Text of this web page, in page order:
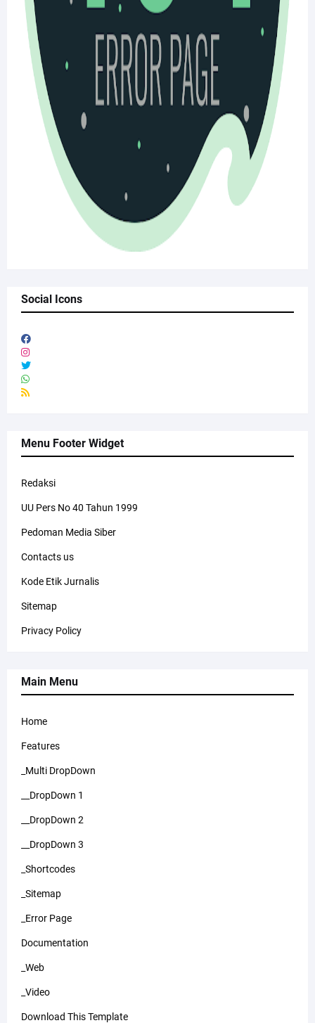
Social Icons
Menu Footer Widget
Redaksi
UU Pers No 40 Tahun 1999
Pedoman Media Siber
Contacts us
Kode Etik Jurnalis
Sitemap
Privacy Policy
Main Menu
Home
Features
_Multi DropDown
__DropDown 1
__DropDown 2
__DropDown 3
_Shortcodes
_Sitemap
_Error Page
Documentation
_Web
_Video
Download This Template